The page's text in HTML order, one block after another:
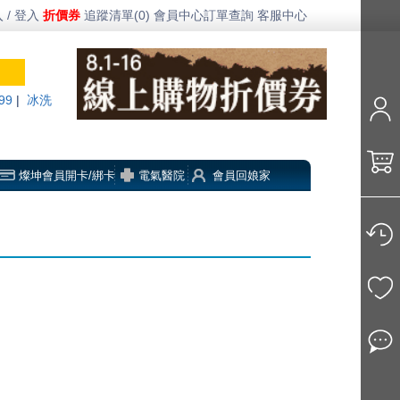
/ 登入 折價券 追蹤清單(0) 會員中心訂單查詢 客服中心
冰洗
燦坤會員開卡/綁卡 電氣醫院 會員回娘家